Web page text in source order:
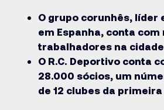
O grupo corunhês, líder
em Espanha, conta com
trabalhadores na
O R.C. Deportivo conta
28.000 sócios, um
de 12 clubes da